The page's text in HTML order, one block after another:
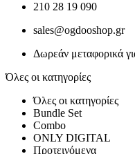
210 28 19 090
sales@ogdooshop.gr
Δωρεάν μεταφορικά
Όλες οι κατηγορίες
Όλες οι κατηγορίες
Bundle Set
Combo
ONLY DIGITAL
Προτεινόμενα